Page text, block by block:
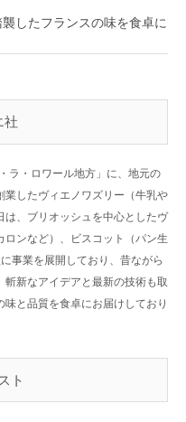
したフランスの味を食卓に
社
ラ・ロワール地方」に、地元の
業したヴィエノワズリー（牛乳や
は、ブリオッシュを中心としたヴ
ロンなど）、ビスコット（パン生
事業を展開しており、昔ながら
新なアイデアと最新の技術も取
と品質を食卓にお届けしており
ト